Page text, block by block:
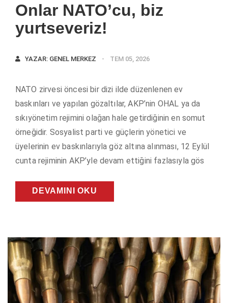
Onlar NATO’cu, biz
yurtseveriz!
YAZAR: GENEL MERKEZ TEM 05, 2026
NATO zirvesi öncesi bir dizi ilde düzenlenen ev
baskınları ve yapılan gözaltılar, AKP’nin OHAL ya da
sıkıyönetim rejimini olağan hale getirdiğinin en somut
örneğidir. Sosyalist parti ve güçlerin yönetici ve
üyelerinin ev baskınlarıyla göz altına alınması, 12 Eylül
cunta rejiminin AKP’yle devam ettiğini fazlasıyla gös
DEVAMINI OKU